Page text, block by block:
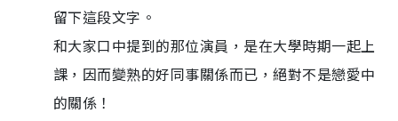
留下這段文字。
和大家口中提到的那位演員，是在大學時期一起上
課，因而變熟的好同事關係而已，絕對不是戀愛中
的關係！